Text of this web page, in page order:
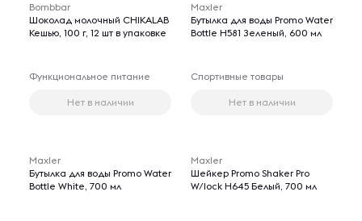
Bombbar
Шоколад молочный CHIKALAB
Кешью, 100 г, 12 шт в упаковке
Функциональное питание
Нет в наличии
Maxler
Бутылка для воды Promo Water
Bottle H581 Зеленый, 600 мл
Спортивные товары
Нет в наличии
Maxler
Бутылка для воды Promo Water
Bottle White, 700 мл
Maxler
Шейкер Promo Shaker Pro
W/lock H645 Белый, 700 мл